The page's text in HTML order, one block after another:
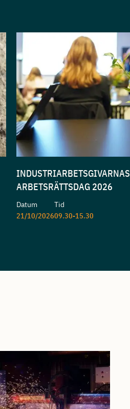
INDUSTRIARBETSGIVARNAS
ARBETSRÄTTSDAG 2026
Datum
21/10/2026
Tid
09.30-15.30